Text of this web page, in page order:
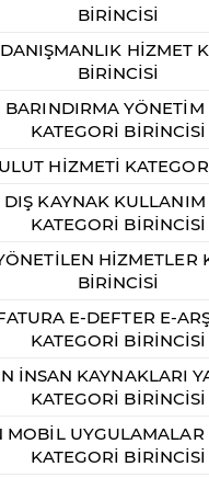
BİRİNCİSİ
HİZMET
BİRİNCİSİ
BARINDIRMA
KATEGORİ BİRİNCİSİ
HİZMETİ
DIŞ KAYNAK
KATEGORİ BİRİNCİSİ
HİZMETLER
BİRİNCİSİ
E-DEFTER E-
KATEGORİ BİRİNCİSİ
İNSAN KAYNAKLARI
KATEGORİ BİRİNCİSİ
MOBİL UYGULAMALAR
KATEGORİ BİRİNCİSİ